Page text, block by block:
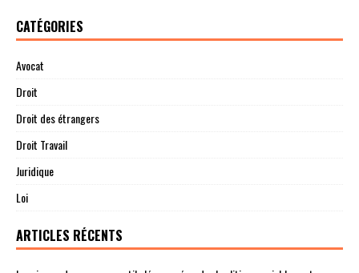
CATÉGORIES
Avocat
Droit
Droit des étrangers
Droit Travail
Juridique
Loi
ARTICLES RÉCENTS